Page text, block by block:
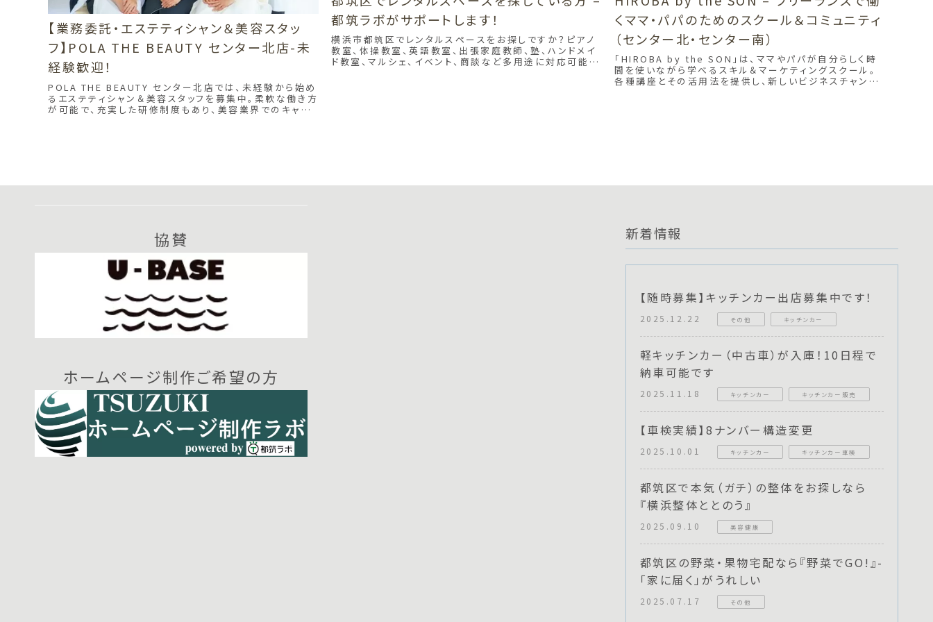
【業務委託・エステティシャン＆美容スタッ
フ】POLA THE BEAUTY センター北店-未
経験歓迎！
POLA THE BEAUTY センター北店では、未経験から始め
るエステティシャン＆美容スタッフを募集中。柔軟な働き方
が可能で、充実した研修制度もあり、美容業界でのキャリ
都筑ラボがサポートします！
横浜市都筑区でレンタルスペースをお探しですか？ピアノ
教室、体操教室、英語教室、出張家庭教師、塾、ハンドメイ
ド教室、マルシェ、イベント、商談など多用途に対応可能な
くママ・パパのためのスクール＆コミュニティ
（センター北・センター南）
「HIROBA by the SON」は、ママやパパが自分らしく時
間を使いながら学べるスキル＆マーケティングスクール。
各種講座とその活用法を提供し、新しいビジネスチャンス
協賛
ホームページ制作ご希望の方
新着情報
【随時募集】キッチンカー出店募集中です！
2025.12.22 その他 キッチンカー
軽キッチンカー（中古車）が入庫！10日程で
納車可能です
2025.11.18 キッチンカー キッチンカー販売
【車検実績】8ナンバー構造変更
2025.10.01 キッチンカー キッチンカー車検
都筑区で本気（ガチ）の整体をお探しなら
『横浜整体ととのう』
2025.09.10 美容健康
都筑区の野菜・果物宅配なら『野菜でGO!』-
「家に届く」がうれしい
2025.07.17 その他